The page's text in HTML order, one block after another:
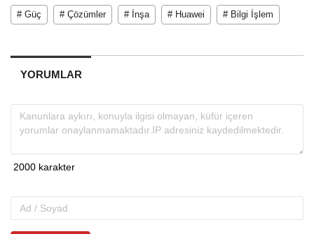
# Güç # Çözümler # İnşa # Huawei # Bilgi İşlem
YORUMLAR